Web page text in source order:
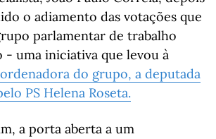
o adiamento das votações que
parlamentar de trabalho
- uma iniciativa que levou à
do grupo, a deputada
PS Helena Roseta.
a porta aberta a um